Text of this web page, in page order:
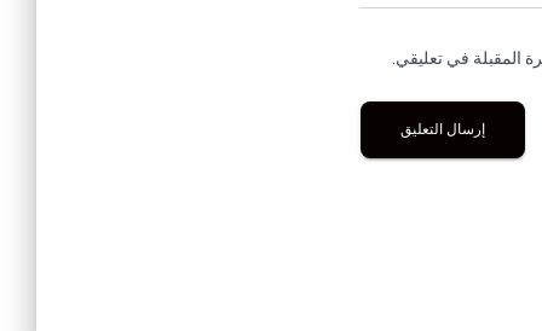
المقبلة في تعليقي.